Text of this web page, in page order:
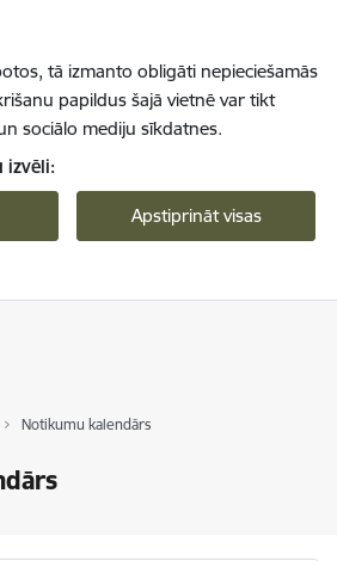
tā izmanto obligāti nepieciešamās
papildus šajā vietnē var tikt
sociālo mediju sīkdatnes.
izvēli:
Apstiprināt visas
Notikumu kalendārs